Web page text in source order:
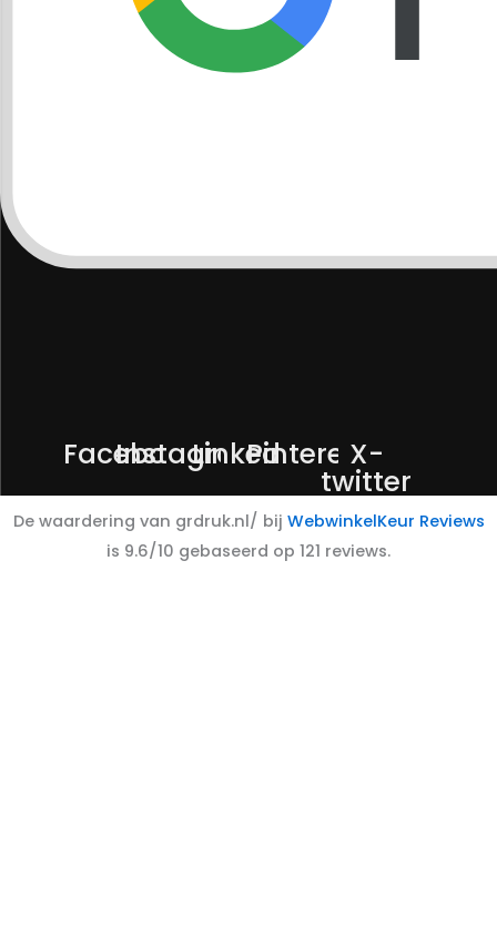
Facebook
Instagram
Linkedin
PinterestX-
twitter
De waardering van grdruk.nl/ bij WebwinkelKeur Reviews
is 9.6/10 gebaseerd op 121 reviews.